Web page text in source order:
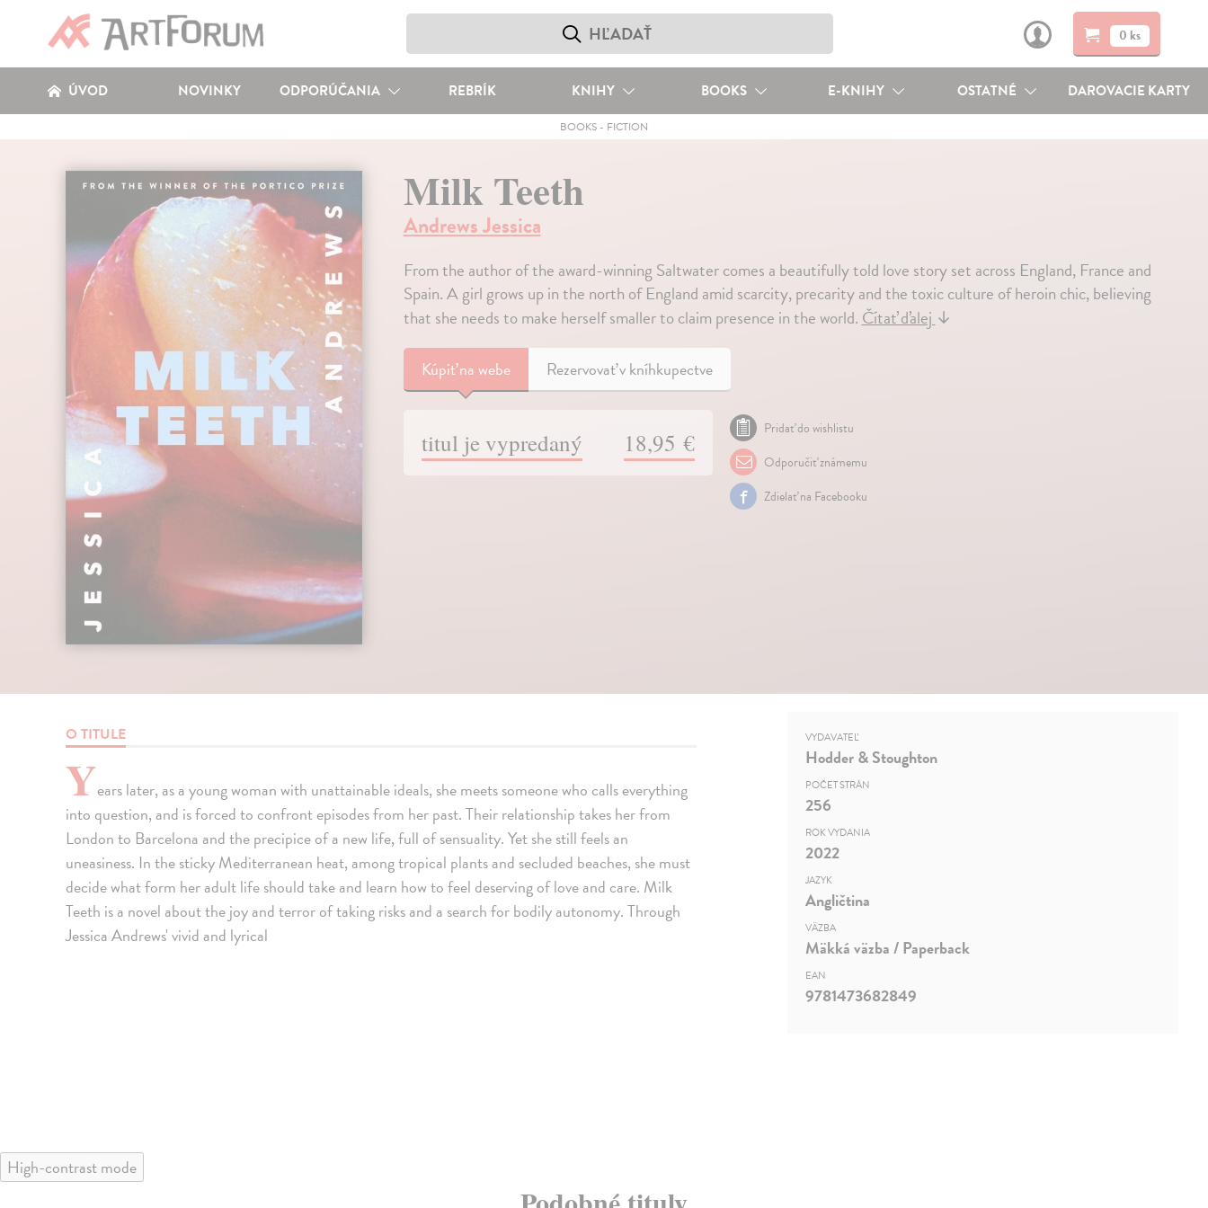
0 ks
ÚVOD NOVINKY ODPORÚČANIA REBRÍK KNIHY BOOKS E-KNIHY OSTATNÉ DAROVACIE KARTY
BOOKS- FICTION
Milk Teeth
Andrews Jessica
From the author of the award-winning Saltwater comes a beautifully told love story set across England, France and
Spain. A girl grows up in the north of England amid scarcity, precarity and the toxic culture of heroin chic, believing
that she needs to make herself smaller to claim presence in the world.Čítať ďalej↓
Kúpiťna webe Rezervovať v kníhkupectve
titul je vypredaný 18,95 €
Pridať do wishlistu
Odporučiť známemu
Zdielať na Facebooku
O TITULE
Years later, as a young woman with unattainable ideals, she meets someone who calls everything
into question, and is forced to confront episodes from her past. Their relationship takes her from
London to Barcelona and the precipice of a new life, full of sensuality. Yet she still feels an
uneasiness. In the sticky Mediterranean heat, among tropical plants and secluded beaches, she must
decide what form her adult life should take and learn how to feel deserving of love and care. Milk
Teeth is a novel about the joy and terror of taking risks and a search for bodily autonomy. Through
Jessica Andrews' vivid and lyrical
VYDAVATEĽ
Hodder & Stoughton
POČET STRÁN
256
ROK VYDANIA
2022
JAZYK
Angličtina
VÄZBA
Mäkká väzba / Paperback
EAN
9781473682849
High-contrast mode